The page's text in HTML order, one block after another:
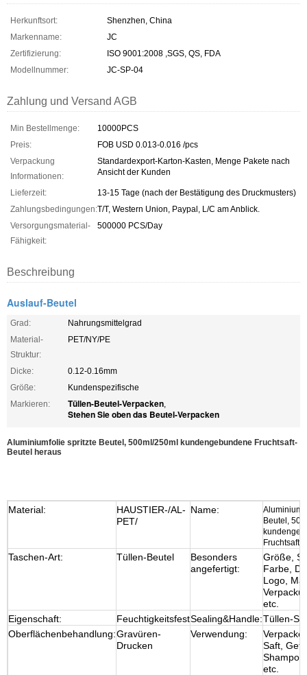
Herkunftsort:
Shenzhen, China
Markenname:
JC
Zertifizierung:
ISO 9001:2008 ,SGS, QS, FDA
Modellnummer:
JC-SP-04
Zahlung und Versand AGB
Min Bestellmenge:
10000PCS
Preis:
FOB USD 0.013-0.016 /pcs
Verpackung
Informationen:
Standardexport-Karton-Kasten, Menge Pakete nach
Ansicht der Kunden
Lieferzeit:
13-15 Tage (nach der Bestätigung des Druckmusters)
Zahlungsbedingungen:T/T, Western Union, Paypal, L/C am Anblick.
Versorgungsmaterial-
Fähigkeit:
500000 PCS/Day
Beschreibung
Auslauf-Beutel
Grad:
Nahrungsmittelgrad
Material-
Struktur:
PET/NY/PE
Dicke:
0.12-0.16mm
Größe:
Kundenspezifische
Markieren:
Tüllen-Beutel-Verpacken,
Stehen Sie oben das Beutel-Verpacken
Aluminiumfolie spritzte Beutel, 500ml/250ml kundengebundene Fruchtsaft-
Beutel heraus
Material:
HAUSTIER-/AL-
PET/
Name:
Beutel,
Fruchtsaft-
Taschen-Art: Tüllen-Beutel
Besonders
angefertigt:
Größe,
Farbe,
Logo,
etc.
Eigenschaft:
FeuchtigkeitsfestSealing&Handle:Tüllen-
Oberflächenbehandlung:Gravüren-
Drucken
Verwendung:
Saft,
etc.